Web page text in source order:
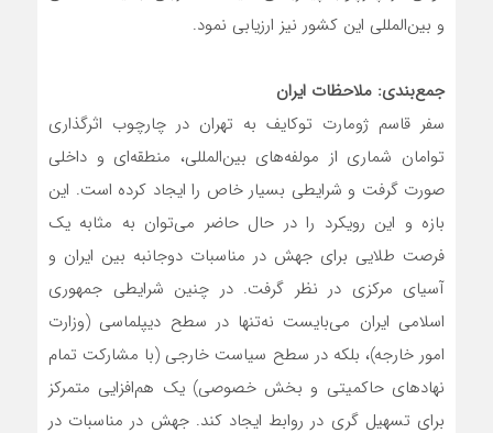
و بین‌المللی این کشور نیز ارزیابی نمود.
جمع‌بندی: ملاحظات ایران
سفر قاسم ژومارت توکایف به تهران در چارچوب اثرگذاری
توامان شماری از مولفه‌های بین‌المللی، منطقه‌ای و داخلی
صورت گرفت و شرایطی بسیار خاص را ایجاد کرده است. این
بازه و این رویکرد را در حال حاضر می‌توان به مثابه یک
فرصت طلایی برای جهش در مناسبات دوجانبه بین ایران و
آسیای مرکزی در نظر گرفت. در چنین شرایطی جمهوری
اسلامی ایران می‌بایست نه‌تنها در سطح دیپلماسی (وزارت
امور خارجه)، بلکه در سطح سیاست خارجی (با مشارکت تمام
نهادهای حاکمیتی و بخش خصوصی) یک هم‌افزایی متمرکز
برای تسهیل گری در روابط ایجاد کند. جهش در مناسبات در